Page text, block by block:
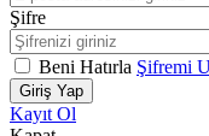
Şifre
Beni Hatırla Şifremi
Giriş Yap
Kayıt Ol